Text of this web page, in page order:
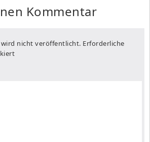
Kommentar
wird nicht veröffentlicht. Erforderliche